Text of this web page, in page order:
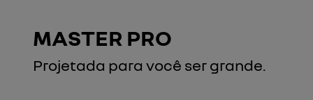
MASTER PRO
Projetada para você ser grande.